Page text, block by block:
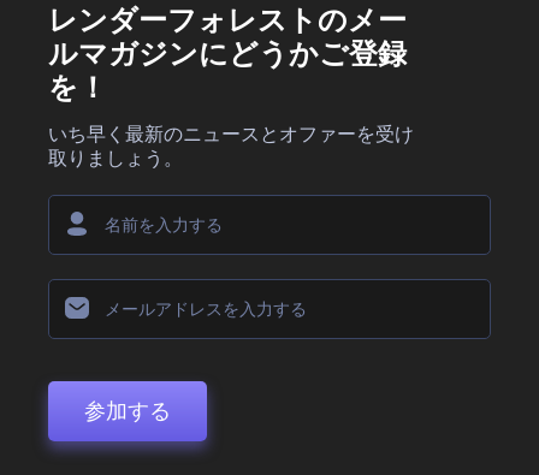
レンダーフォレストのメー
ルマガジンにどうかご登録
を！
いち早く最新のニュースとオファーを受け
取りましょう。
参加する